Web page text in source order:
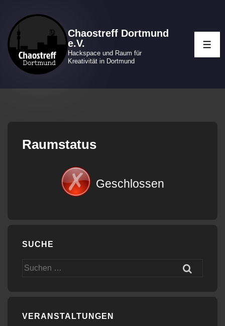
Inhalt
Chaostreff Dortmund
e.V.
Hackspace und Raum für
Kreativität in Dortmund
Raumstatus
Geschlossen
SUCHE
Suchen
VERANSTALTUNGEN